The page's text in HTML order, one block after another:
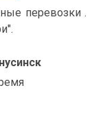
перевозки .